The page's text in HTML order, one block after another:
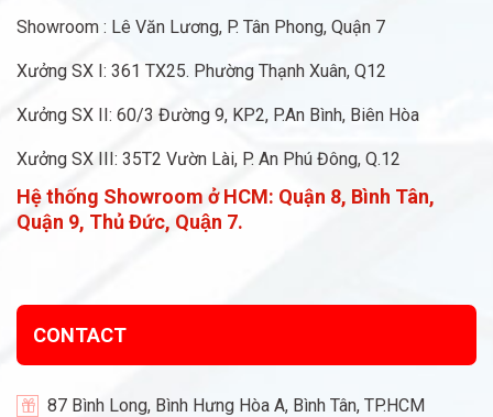
Showroom : Lê Văn Lương, P. Tân Phong, Quận 7
Xưởng SX I: 361 TX25. Phường Thạnh Xuân, Q12
Xưởng SX II: 60/3 Đường 9, KP2, P.An Bình, Biên Hòa
Xưởng SX III: 35T2 Vườn Lài, P. An Phú Đông, Q.12
Hệ thống Showroom ở HCM: Quận 8, Bình Tân,
Quận 9, Thủ Đức, Quận 7.
CONTACT
87 Bình Long, Bình Hưng Hòa A, Bình Tân, TP.HCM